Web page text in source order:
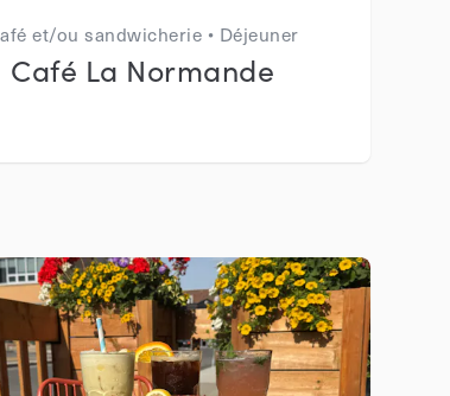
et/ou sandwicherie • Déjeuner
Café La Normande